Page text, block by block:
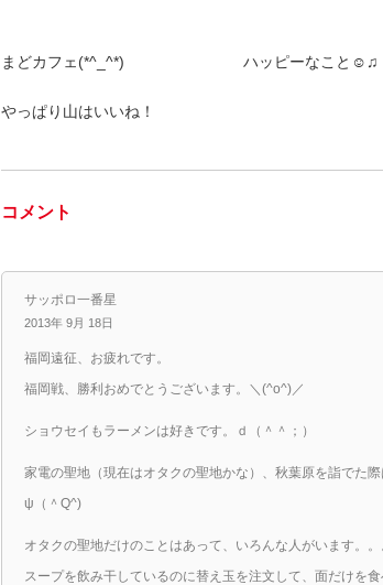
まどカフェ(*^_^*) ハッピーなこと☺︎♫
やっぱり山はいいね！
コメント
サッポロ一番星
2013年 9月 18日
福岡遠征、お疲れです。
福岡戦、勝利おめでとうございます。＼(^o^)／
ショウセイもラーメンは好きです。ｄ（＾＾；）
家電の聖地（現在はオタクの聖地かな）、秋葉原を詣でた
ψ（＾Q^)
オタクの聖地だけのことはあって、いろんな人がいます。。
スープを飲み干しているのに替え玉を注文して、面だけを